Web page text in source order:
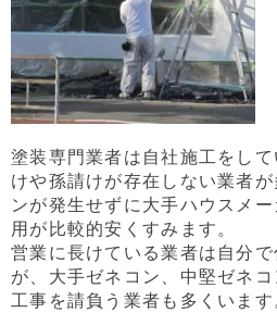
塗装専門業者は自社施工をし
けや孫請けが存在しない業者
ンが発生せずに大手ハウスメ
用が比較的安くすみます。
営業に長けている業者は自分
が、大手ゼネコン、中堅ゼネ
工事を請負う業者も多くいます